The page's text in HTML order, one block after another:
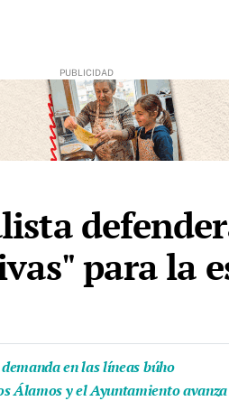
para la
en las líneas búho
Álamos y el Ayuntamiento